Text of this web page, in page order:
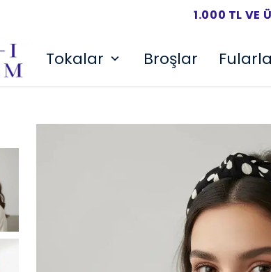
1.000 TL VE
Tokalar Broşlar